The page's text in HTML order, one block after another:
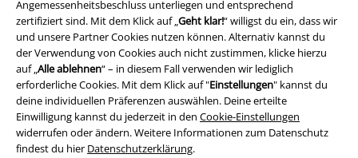
Angemessenheitsbeschluss unterliegen und entsprechend
zertifiziert sind. Mit dem Klick auf „Geht klar!“ willigst du ein, dass wir
und unsere Partner Cookies nutzen können. Alternativ kannst du
der Verwendung von Cookies auch nicht zustimmen, klicke hierzu
auf „Alle ablehnen“ – in diesem Fall verwenden wir lediglich
erforderliche Cookies. Mit dem Klick auf "Einstellungen" kannst du
deine individuellen Präferenzen auswählen. Deine erteilte
Einwilligung kannst du jederzeit in den Cookie-Einstellungen
widerrufen oder ändern. Weitere Informationen zum Datenschutz
findest du hier Datenschutzerklärung.
Rechtliches
AGB
Impressum
Datenschutz